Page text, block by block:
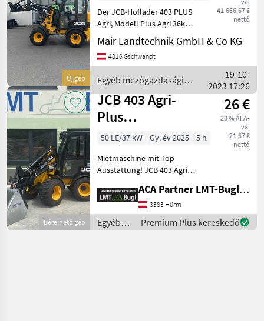
Új gép
41.666,67 €
nettó
Der JCB-Hoflader 403 PLUS
Agri, Modell Plus Agri 36kW,
Baujahr 2023, mit nur 5
Betriebsstunden, steht zum
Verkauf. Der Hoflader ist mit
PS
Mair Landtechnik GmbH & Co KG
4816 Gschwandt
Egyéb mezőgazdasági
erőgépek / JCB
19-10-
2023 17:26
Bérelhető gép
JCB 403 Agri-
Plus
Mietmaschine
26 €
20 % ÁFA-
val
21,67 €
nettó
50 LE/37 kW Gy. év 2025
5 h
Mietmaschine mit Top
Ausstattung! JCB 403 Agri-
Mietvarianten von einer
Stunde bis zu einem Jahr
möglich, Arbeitswerkzeuge
je nach Kundenwunsch!
ACA Partner LMT-Bugl GmbH
3383 Hürm
Egyéb
mezőgazdasági
Premium Plus kereskedő